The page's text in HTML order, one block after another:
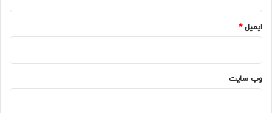
ایمیل*
وب‌ سایت